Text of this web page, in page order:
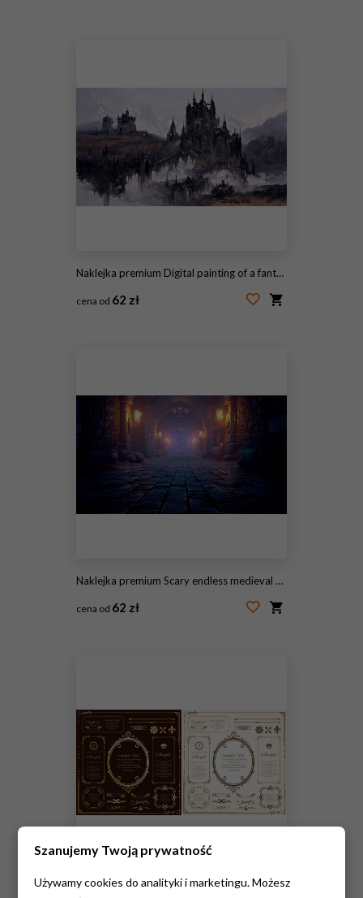
Naklejka premium Digital painting of a fantasy castle in the clouds in a low key color scheme and gothic architecture - fantasy illustration
cena od 62 zł
Naklejka premium Scary endless medieval catacombs with torches. Mystical nightmare concept. 3D Rendering.
cena od 62 zł
Naklejka premium Drukuj Piękny materiał dekoracyjny z poczuciem jakości. Dekoracja. kartka z życzeniami. Dekoracja premium. Projekt biletu. Antyczne linie w linie. Wysokiej jakości obramowanie pudełka. Szablon projektu.
Szanujemy Twoją prywatność
Używamy cookies do analityki i marketingu. Możesz